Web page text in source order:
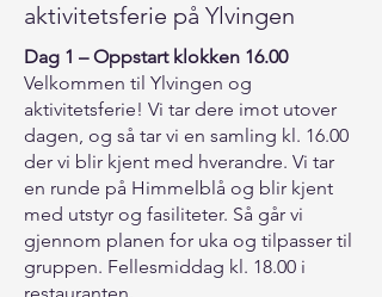
aktivitetsferie på Ylvingen
Dag 1 – Oppstart klokken 16.00
Velkommen til Ylvingen og
aktivitetsferie! Vi tar dere imot utover
dagen, og så tar vi en samling kl. 16.00
der vi blir kjent med hverandre. Vi tar
en runde på Himmelblå og blir kjent
med utstyr og fasiliteter. Så går vi
gjennom planen for uka og tilpasser til
gruppen. Fellesmiddag kl. 18.00 i